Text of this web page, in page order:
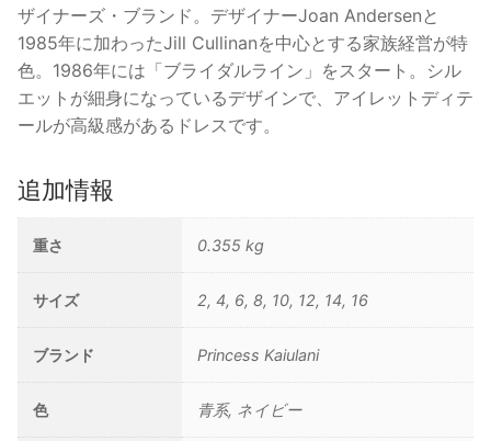
ザイナーズ・ブランド。デザイナーJoan Andersenと
1985年に加わったJill Cullinanを中心とする家族経営が特
色。1986年には「ブライダルライン」をスタート。シル
エットが細身になっているデザインで、アイレットディテ
ールが高級感があるドレスです。
追加情報
重さ 0.355 kg
サイズ 2, 4, 6, 8, 10, 12, 14, 16
ブランド Princess Kaiulani
色 青系, ネイビー